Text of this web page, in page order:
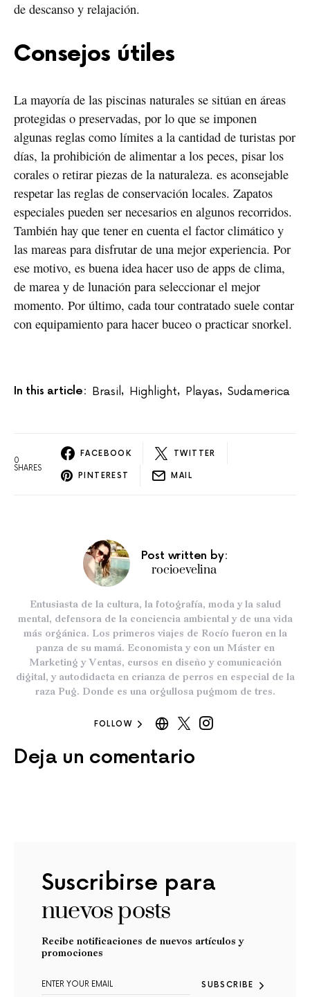
de descanso y relajación.
Consejos útiles
La mayoría de las piscinas naturales se sitúan en áreas
protegidas o preservadas, por lo que se imponen
algunas reglas como límites a la cantidad de turistas por
días, la prohibición de alimentar a los peces, pisar los
corales o retirar piezas de la naturaleza. es aconsejable
respetar las reglas de conservación locales. Zapatos
especiales pueden ser necesarios en algunos recorridos.
También hay que tener en cuenta el factor climático y
las mareas para disfrutar de una mejor experiencia. Por
ese motivo, es buena idea hacer uso de apps de clima,
de marea y de lunación para seleccionar el mejor
momento. Por último, cada tour contratado suele contar
con equipamiento para hacer buceo o practicar snorkel.
In this article: Brasil, Highlight, Playas, Sudamerica
0
SHARES
FACEBOOK TWITTER
PINTEREST MAIL
Post written by:
rocioevelina
Entusiasta de la cultura, la fotografía, moda y la salud
mental, defensora de la conciencia ambiental y de una vida
más orgánica. Los primeros viajes de Rocío fueron en la
panza de su mamá. Economista y con un Máster en
Marketing y Ventas, cursos en diseño y comunicación
digital, y autodidacta en crianza de perros en especial de la
raza Pug. Donde es una orgullosa pugmom de tres.
FOLLOW
Deja un comentario
Suscribirse para
nuevos posts
Recibe notificaciones de nuevos artículos y
promociones
SUBSCRIBE